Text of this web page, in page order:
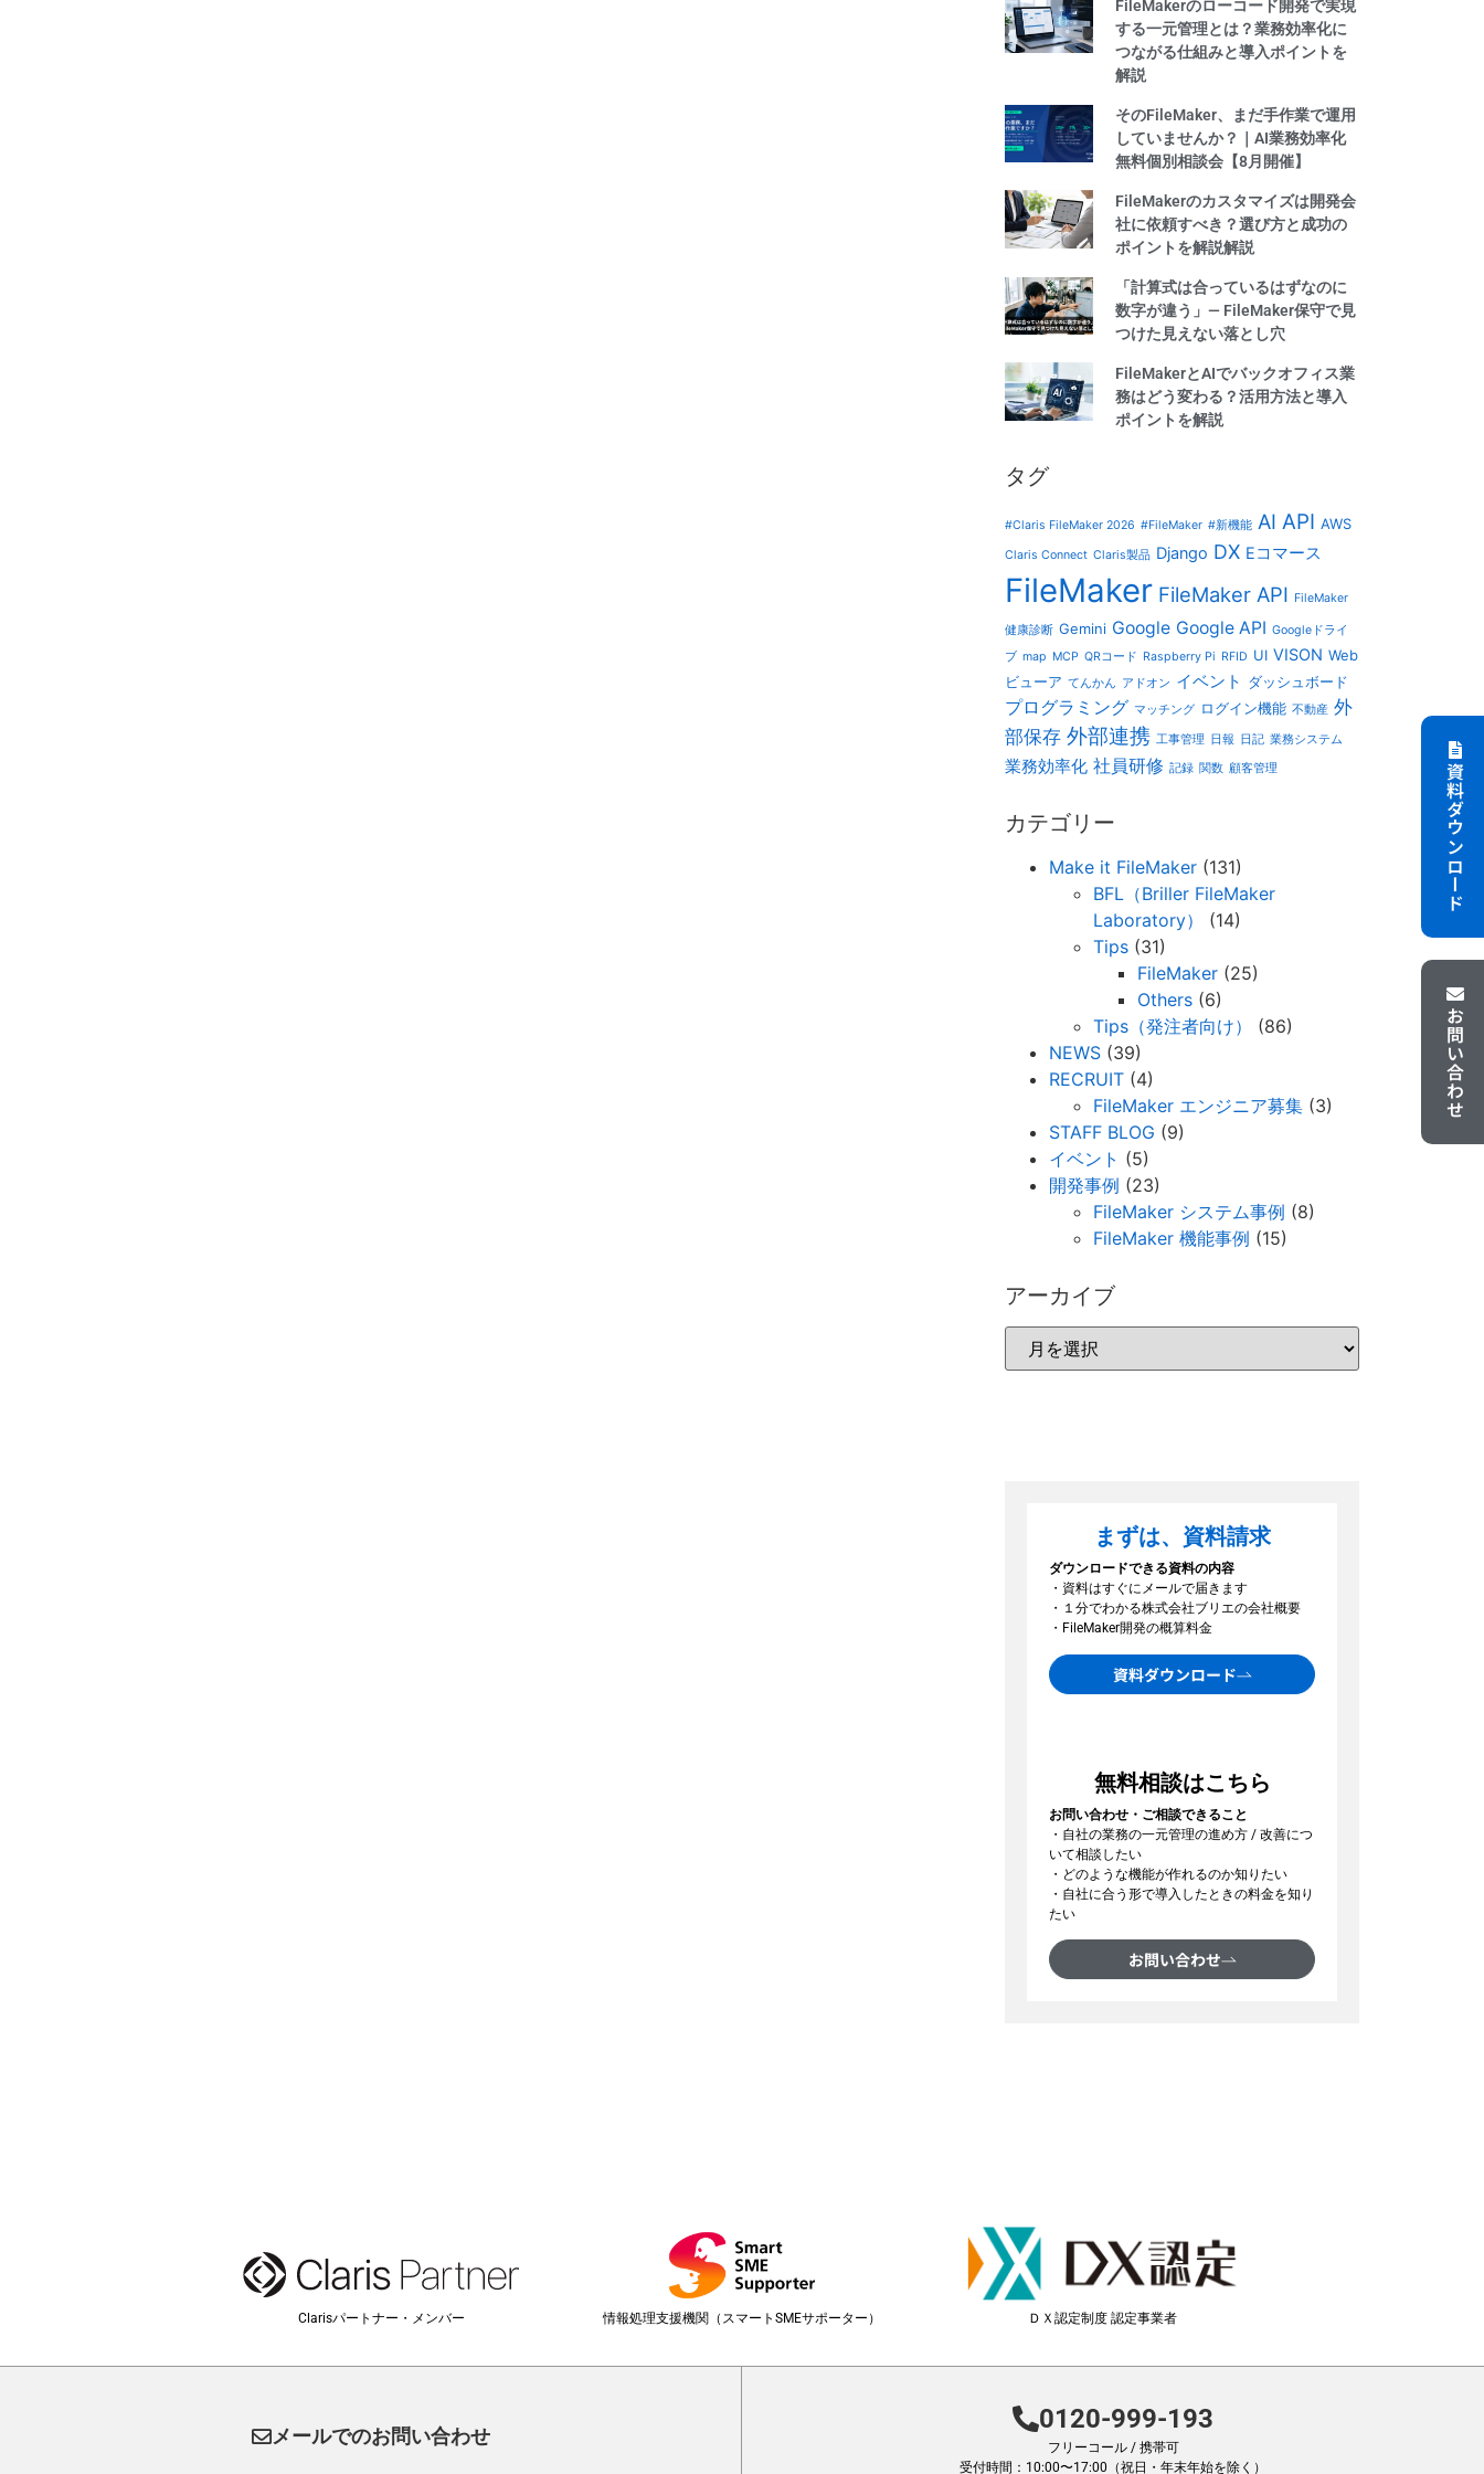
FileMakerのローコード開発で実現
する一元管理とは？業務効率化に
つながる仕組みと導入ポイントを
解説
そのFileMaker、まだ手作業で運用
していませんか？｜AI業務効率化
無料個別相談会【8月開催】
FileMakerのカスタマイズは開発会
社に依頼すべき？選び方と成功の
ポイントを解説解説
「計算式は合っているはずなのに
数字が違う」— FileMaker保守で見
つけた見えない落とし穴
FileMakerとAIでバックオフィス業
務はどう変わる？活用方法と導入
ポイントを解説
タグ
#Claris FileMaker 2026 #FileMaker #新機能 AI API AWS
Claris Connect Claris製品 Django DX Eコマース
FileMaker FileMaker API FileMaker
健康診断 Gemini Google Google API Googleドライ
ブ map MCP QRコード Raspberry Pi RFID UI VISON Web
ビューア てんかん アドオン イベント ダッシュボード
プログラミング マッチング ログイン機能 不動産 外
部保存 外部連携 工事管理 日報 日記 業務システム
業務効率化 社員研修 記録 関数 顧客管理
カテゴリー
Make it FileMaker (131)
BFL（Briller FileMaker
Laboratory）
(14)
Tips (31)
FileMaker (25)
Others (6)
Tips（発注者向け）
(86)
NEWS (39)
RECRUIT (4)
FileMaker エンジニア募集 (3)
STAFF BLOG (9)
イベント (5)
開発事例 (23)
FileMaker システム事例 (8)
FileMaker 機能事例 (15)
アーカイブ
まずは、資料請求
ダウンロードできる資料の内容
・資料はすぐにメールで届きます
・１分でわかる株式会社ブリエの会社概要
・FileMaker開発の概算料金
資料ダウンロード
無料相談はこちら
お問い合わせ・ご相談できること
・自社の業務の一元管理の進め方 / 改善につ
いて相談したい
・どのような機能が作れるのか知りたい
・自社に合う形で導入したときの料金を知り
たい
お問い合わせ
Clarisパートナー・メンバー 情報処理支援機関（スマートSMEサポーター） ＤＸ認定制度 認定事業者
メールでのお問い合わせ
0120-999-193
フリーコール / 携帯可
受付時間：10:00〜17:00（祝日・年末年始を除く）
資料ダウンロード
お問い合わせ